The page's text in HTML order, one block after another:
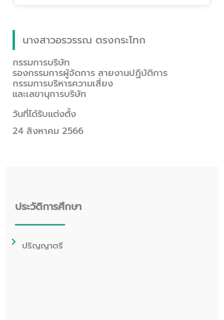
นางสาวอรวรรณ ตรงกระโทก
กรรมการบริษัท
รองกรรมการผู้จัดการ สายงานปฏิบัติการ
กรรมการบริหารความเสี่ยง
และเลขานุการบริษัท
วันที่ได้รับแต่งตั้ง
24 สิงหาคม 2566
ประวัติการศึกษา
ปริญญาตรี